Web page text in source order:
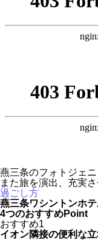
燕三条のフォトジェ
また旅を演出、充実
過ごし方
燕三条ワシントンホ
4つのおすすめPoint
おすすめ1
イオン隣接の便利な